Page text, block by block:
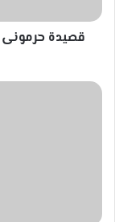
رحيل
فوزيقصيدة حرمونى
"